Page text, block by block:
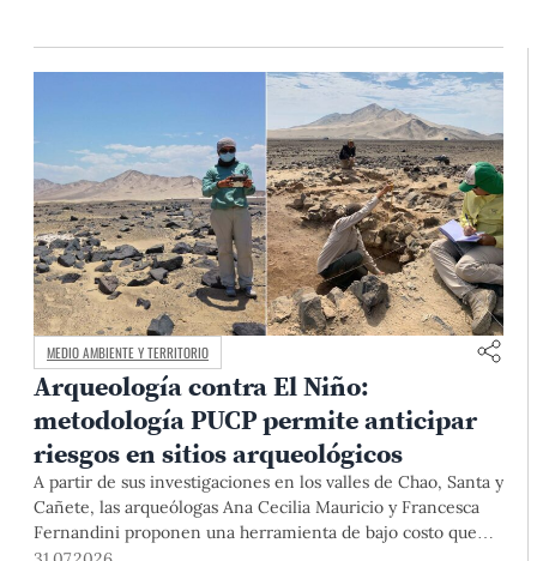
MEDIO AMBIENTE Y TERRITORIO
Arqueología contra El Niño:
metodología PUCP permite anticipar
riesgos en sitios arqueológicos
A partir de sus investigaciones en los valles de Chao, Santa y
Cañete, las arqueólogas Ana Cecilia Mauricio y Francesca
Fernandini proponen una herramienta de bajo costo que